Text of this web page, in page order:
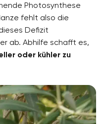
Photosynthese
fehlt also die
Defizit
ab. Abhilfe schafft es,
oder kühler zu